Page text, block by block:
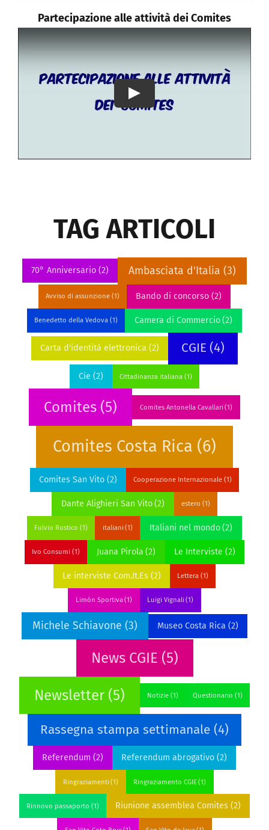
Partecipazione alle attività dei Comites
Play
TAG ARTICOLI
70° Anniversario (2) Ambasciata d'Italia (3)
Avviso di assunzione (1) Bando di concorso (2)
Benedetto della Vedova (1) Camera di Commercio (2)
Carta d'identitá elettronica (2) CGIE (4)
Cie (2) Cittadinanza italiana (1)
Comites (5) Comites Antonella Cavallari (1)
Comites Costa Rica (6)
Comites San Vito (2) Cooperazione Internazionale (1)
Dante Alighieri San Vito (2) estero (1)
Fulvio Rustico (1) italiani (1) Italiani nel mondo (2)
Ivo Consumi (1) Juana Pirola (2) Le Interviste (2)
Le interviste Com.It.Es (2) Lettera (1)
Limón Sportiva (1) Luigi Vignali (1)
Michele Schiavone (3) Museo Costa Rica (2)
News CGIE (5)
Newsletter (5) Notizie (1) Questionario (1)
Rassegna stampa settimanale (4)
Referendum (2) Referendum abrogativo (2)
Ringraziamenti (1) Ringraziamento CGIE (1)
Rinnovo passaporto (1) Riunione assemblea Comites (2)